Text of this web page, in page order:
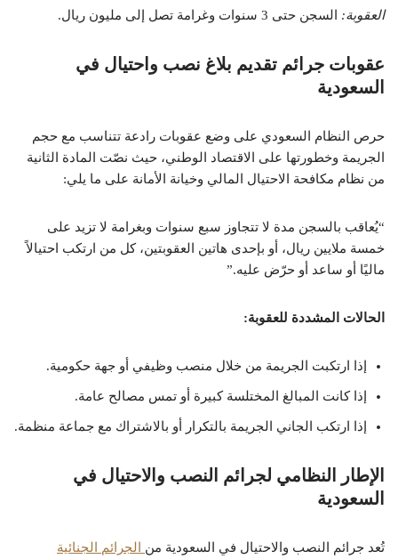
العقوبة: السجن حتى 3 سنوات وغرامة تصل إلى مليون ريال.
عقوبات جرائم تقديم بلاغ نصب واحتيال في
السعودية
حرص النظام السعودي على وضع عقوبات رادعة تتناسب مع حجم
الجريمة وخطورتها على الاقتصاد الوطني، حيث نصّت المادة الثانية
من نظام مكافحة الاحتيال المالي وخيانة الأمانة على ما يلي:
“يُعاقب بالسجن مدة لا تتجاوز سبع سنوات وبغرامة لا تزيد على
خمسة ملايين ريال، أو بإحدى هاتين العقوبتين، كل من ارتكب احتيالاً
ماليًا أو ساعد أو حرّض عليه.”
الحالات المشددة للعقوبة:
إذا ارتكبت الجريمة من خلال منصب وظيفي أو جهة حكومية.
إذا كانت المبالغ المختلسة كبيرة أو تمس مصالح عامة.
إذا ارتكب الجاني الجريمة بالتكرار أو بالاشتراك مع جماعة منظمة.
الإطار النظامي لجرائم النصب والاحتيال في
السعودية
تُعد جرائم النصب والاحتيال في السعودية من الجرائم الجنائية